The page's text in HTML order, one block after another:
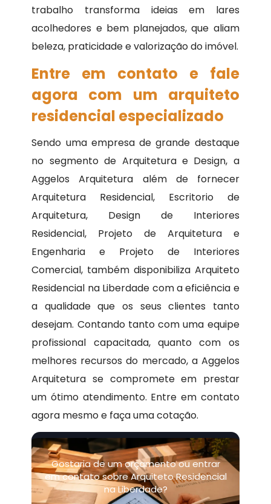
trabalho transforma ideias em lares
acolhedores e bem planejados, que aliam
beleza, praticidade e valorização do imóvel.
Entre em contato e fale
agora com um arquiteto
residencial especializado
Sendo uma empresa de grande destaque
no segmento de Arquitetura e Design, a
Aggelos Arquitetura além de fornecer
Arquitetura Residencial, Escritorio de
Arquitetura, Design de Interiores
Residencial, Projeto de Arquitetura e
Engenharia e Projeto de Interiores
Comercial, também disponibiliza Arquiteto
Residencial na Liberdade com a eficiência e
a qualidade que os seus clientes tanto
desejam. Contando tanto com uma equipe
profissional capacitada, quanto com os
melhores recursos do mercado, a Aggelos
Arquitetura se compromete em prestar
um ótimo atendimento. Entre em contato
agora mesmo e faça uma cotação.
Gostaria de um orçamento ou entrar
em contato sobre Arquiteto Residencial
na Liberdade?